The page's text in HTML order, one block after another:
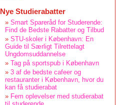
Nye Studierabatter
Smart Spareråd for Studerende:
Find de Bedste Rabatter og Tilbud
STU-skoler i København: En
Guide til Særligt Tilrettelagt
Ungdomsuddannelse
Tag på sportspub i København
3 af de bedste cafeer og
restauranter i København, hvor du
kan få studierabat
Fem oplevelser med studierabat